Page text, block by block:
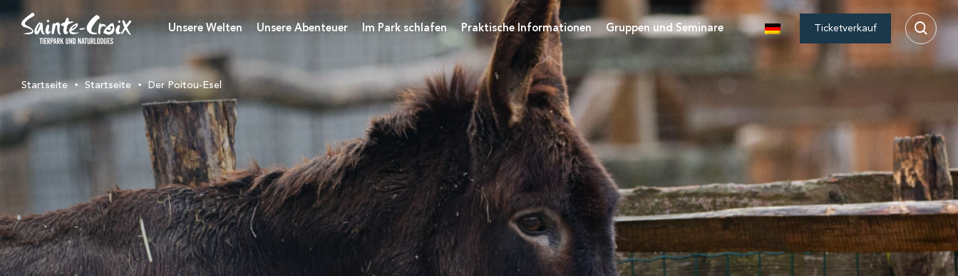
Unsere Welten Unsere Abenteuer Im Park schlafen Praktische Informationen Gruppen und Seminare Ticketverkauf
Startseite Startseite Der Poitou-Esel